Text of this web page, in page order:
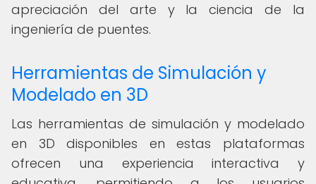
apreciación del arte y la ciencia de la
ingeniería de puentes.
Herramientas de Simulación y
Modelado en 3D
Las herramientas de simulación y modelado
en 3D disponibles en estas plataformas
ofrecen una experiencia interactiva y